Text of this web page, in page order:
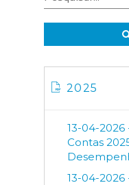
2025
13-04-2026
Contas
13-04-